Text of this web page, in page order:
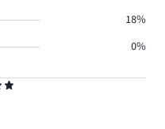
18%
0%